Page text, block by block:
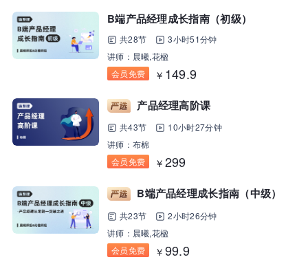
B端产品经理成长指南（初级）
共28节
3小时51分钟
讲师：晨曦,花楹
会员免费
￥ 149.9
产品经理高阶课
共43节
10小时27分钟
讲师：布棉
会员免费
￥ 299
B端产品经理成长指南（中级）
共23节
2小时26分钟
讲师：晨曦,花楹
会员免费
￥ 99.9